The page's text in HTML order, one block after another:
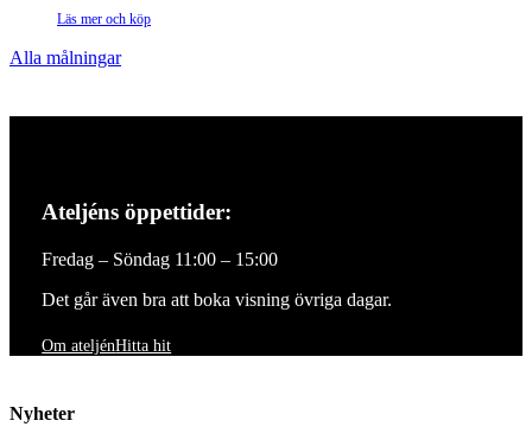
Läs mer och köp
Alla målningar
Ateljéns öppettider:
Fredag – Söndag 11:00 – 15:00
Det går även bra att boka visning övriga dagar.
Om ateljénHitta hit
Nyheter